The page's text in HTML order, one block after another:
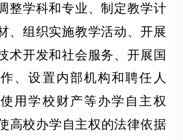
整学科和专业、制定教学计
、组织实施教学活动、开展
术开发和社会服务、开展国
、设置内部机构和聘任人
用学校财产等办学自主权
高校办学自主权的法律依据